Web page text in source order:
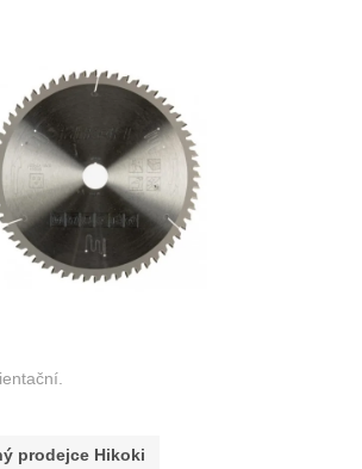
prodejce Hikoki